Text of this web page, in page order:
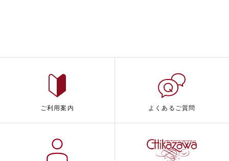
ご利用案内 よくあるご質問